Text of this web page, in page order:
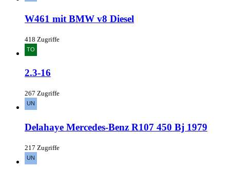
W461 mit BMW v8 Diesel
418 Zugriffe
2.3-16
267 Zugriffe
Delahaye Mercedes-Benz R107 450 Bj 1979
217 Zugriffe